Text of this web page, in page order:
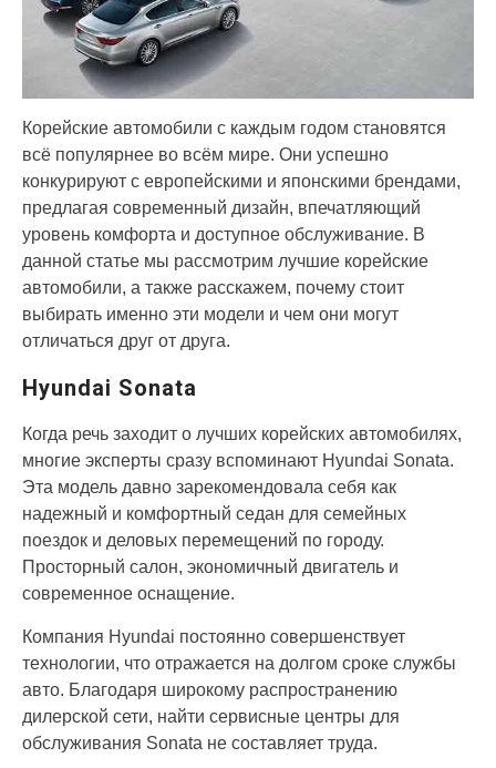
Корейские автомобили с каждым годом становятся
всё популярнее во всём мире. Они успешно
конкурируют с европейскими и японскими брендами,
предлагая современный дизайн, впечатляющий
уровень комфорта и доступное обслуживание. В
данной статье мы рассмотрим лучшие корейские
автомобили, а также расскажем, почему стоит
выбирать именно эти модели и чем они могут
отличаться друг от друга.
Hyundai Sonata
Когда речь заходит о лучших корейских автомобилях,
многие эксперты сразу вспоминают Hyundai Sonata.
Эта модель давно зарекомендовала себя как
надежный и комфортный седан для семейных
поездок и деловых перемещений по городу.
Просторный салон, экономичный двигатель и
современное оснащение.
Компания Hyundai постоянно совершенствует
технологии, что отражается на долгом сроке службы
авто. Благодаря широкому распространению
дилерской сети, найти сервисные центры для
обслуживания Sonata не составляет труда.